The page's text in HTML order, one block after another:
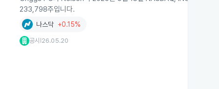
233,798주입니다.
나스닥 +0.15%
공시 26.05.20